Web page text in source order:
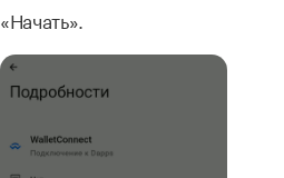
«Начать».